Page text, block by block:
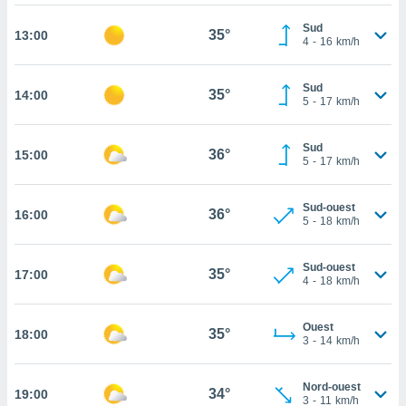
en
web.
les
13:00 35°
Sud
4 - 16 km/h
14:00 35°
Sud
5 - 17 km/h
15:00 36°
Sud
5 - 17 km/h
16:00 36°
Sud-ouest
5 - 18 km/h
17:00 35°
Sud-ouest
4 - 18 km/h
18:00 35°
Ouest
3 - 14 km/h
19:00 34°
Nord-ouest
3 - 11 km/h